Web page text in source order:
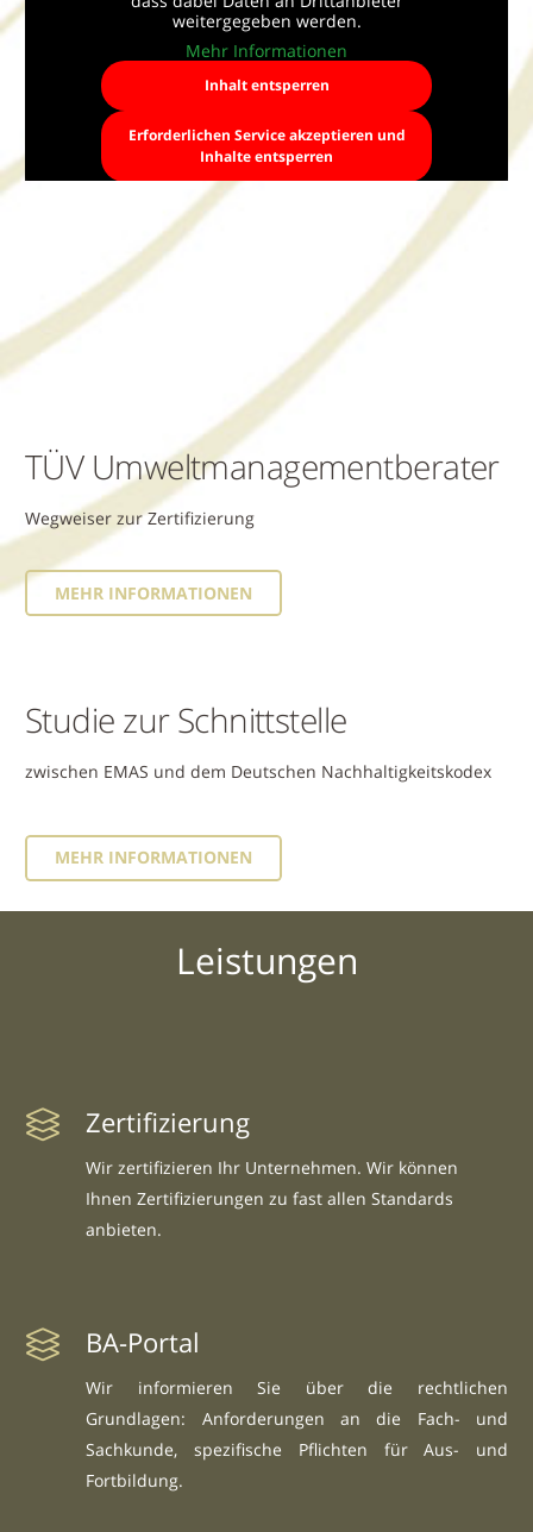
weitergegeben werden.
Mehr Informationen
Inhalt entsperren
Erforderlichen Service akzeptieren und
Inhalte entsperren
TÜV Umweltmanagementberater
Wegweiser zur Zertifizierung
MEHR INFORMATIONEN
Studie zur Schnittstelle
zwischen EMAS und dem Deutschen Nachhaltigkeitskodex
MEHR INFORMATIONEN
Leistungen
Zertifizierung
Wir zertifizieren Ihr Unternehmen. Wir können
Ihnen Zertifizierungen zu fast allen Standards
anbieten.
BA-Portal
Wir informieren Sie über die rechtlichen
Grundlagen: Anforderungen an die Fach- und
Sachkunde, spezifische Pflichten für Aus- und
Fortbildung.